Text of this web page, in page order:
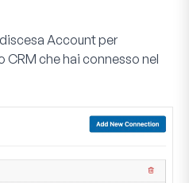
Accountper
che hai connesso nel